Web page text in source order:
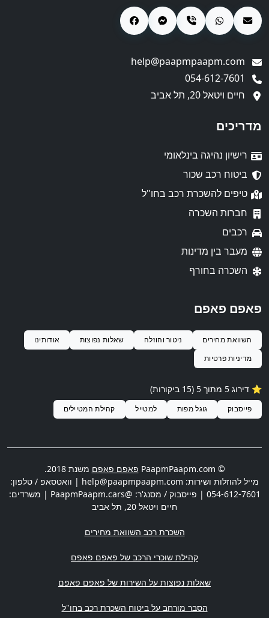
חיים ויטאל 20, תל אביב
מדריכים
רישיון נהיגה בינלאומי
ביטוח רכב שכור
טיפים להשכרת רכב בחו"ל
חברות השכרה
רכבים
מעבר בין מדינות
השכרה בחורף
פאפם פאפם
השוואת מחירים ניטור והוזלה שאלות נפוצות
אודותינו
מדיניות פרטיות
⭐️ דירוג 5 מתוך 5 (15 ביקורות)
פייסבוק גוגל מפות למטייל קהילת המטיילים
© PaapmPaapm.com פאפם פאפם משנת 2018.
מייל להוזלות ושירות: help@paapmpaapm.com | וואטסאפ / טלפון:
054-612-7601 | פייסבוק / מסנג'ר: @PaapmPaapm.cars | משרדים:
חיים ויטאל 20
, תל אביב
השכרת רכב השוואת מחירים
קהילת שוכרי הרכב של פאפם פאפם
שאלות נפוצות על השירות של פאפם פאפם
הסבר מורחב על ביטוח השכרת רכב בחו"ל